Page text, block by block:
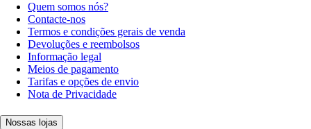
Quem somos nós?
Contacte-nos
Termos e condições gerais de venda
Devoluções e reembolsos
Informação legal
Meios de pagamento
Tarifas e opções de envio
Nota de Privacidade
Nossas lojas